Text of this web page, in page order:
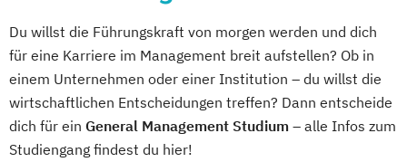
Du willst die Führungskraft von morgen werden und dich
für eine Karriere im Management breit aufstellen? Ob in
einem Unternehmen oder einer Institution – du willst die
wirtschaftlichen Entscheidungen treffen? Dann entscheide
dich für ein General Management Studium – alle Infos zum
Studiengang findest du hier!